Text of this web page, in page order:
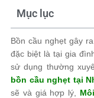
Mục lục
Bồn cầu nghẹt gây
đặc biệt là tại gia
sử dụng thường
bồn cầu nghẹt tại
sẽ và giá hợp lý,